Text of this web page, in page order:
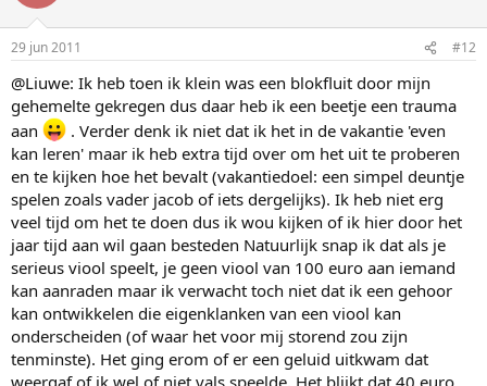
29 jun 2011 #12
@Liuwe: Ik heb toen ik klein was een blokfluit door mijn
gehemelte gekregen dus daar heb ik een beetje een trauma
aan
. Verder denk ik niet dat ik het in de vakantie 'even
kan leren' maar ik heb extra tijd over om het uit te proberen
en te kijken hoe het bevalt (vakantiedoel: een simpel deuntje
spelen zoals vader jacob of iets dergelijks). Ik heb niet erg
veel tijd om het te doen dus ik wou kijken of ik hier door het
jaar tijd aan wil gaan besteden Natuurlijk snap ik dat als je
serieus viool speelt, je geen viool van 100 euro aan iemand
kan aanraden maar ik verwacht toch niet dat ik een gehoor
kan ontwikkelen die eigenklanken van een viool kan
onderscheiden (of waar het voor mij storend zou zijn
tenminste). Het ging erom of er een geluid uitkwam dat
weergaf of ik wel of niet vals speelde. Het blijkt dat 40 euro